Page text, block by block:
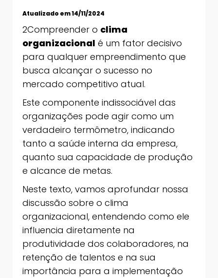
Atualizado em 14/11/2024
2Compreender o clima
organizacional é um fator decisivo
para qualquer empreendimento que
busca alcançar o sucesso no
mercado competitivo atual.
Este componente indissociável das
organizações pode agir como um
verdadeiro termômetro, indicando
tanto a saúde interna da empresa,
quanto sua capacidade de produção
e alcance de metas.
Neste texto, vamos aprofundar nossa
discussão sobre o clima
organizacional, entendendo como ele
influencia diretamente na
produtividade dos colaboradores, na
retenção de talentos e na sua
importância para a implementação